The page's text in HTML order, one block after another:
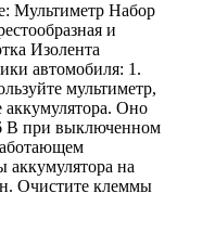
Мультиметр Набор
и
Изолента
автомобиля: 1.
мультиметр,
аккумулятора. Оно
В при выключенном
аккумулятора на
Очистите клеммы